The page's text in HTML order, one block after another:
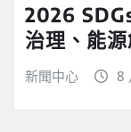
2026
治理、能
新聞中心 8